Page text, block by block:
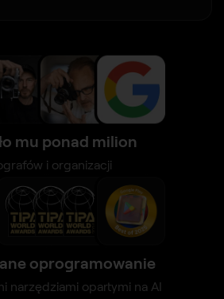
mu ponad milion
i organizacji
oprogramowanie
narzędziami opartymi na AI